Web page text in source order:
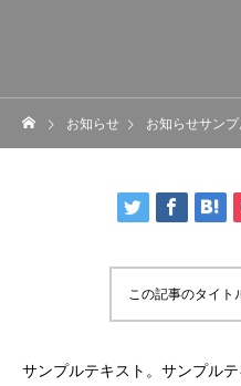
お知らせ お知らせサンプ
この記事のタイト
サンプルテキスト。サンプルテ